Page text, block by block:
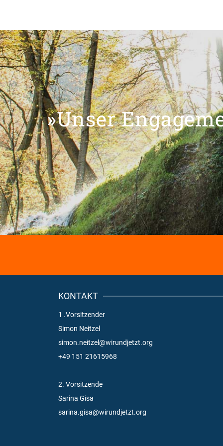
»Unser
KONTAKT
1 .Vorsitzender
Simon Neitzel
simon.neitzel@wirundjetzt.org
+49 151 21615968
2. Vorsitzende
Sarina Gisa
sarina.gisa@wirundjetzt.org